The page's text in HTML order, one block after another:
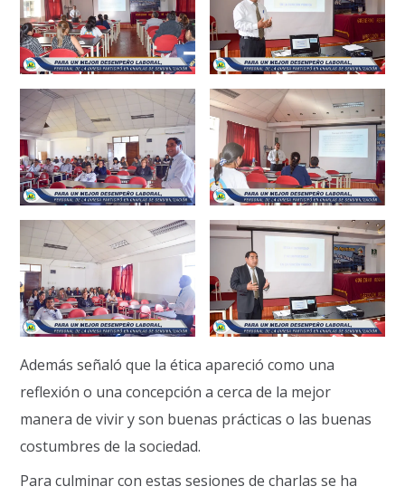
Además señaló que la ética apareció como una
reflexión o una concepción a cerca de la mejor
manera de vivir y son buenas prácticas o las buenas
costumbres de la sociedad.
Para culminar con estas sesiones de charlas se ha